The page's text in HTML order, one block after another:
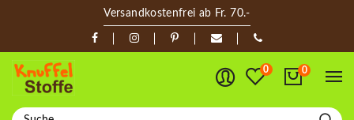
Versandkostenfrei ab Fr. 70.-
0 0